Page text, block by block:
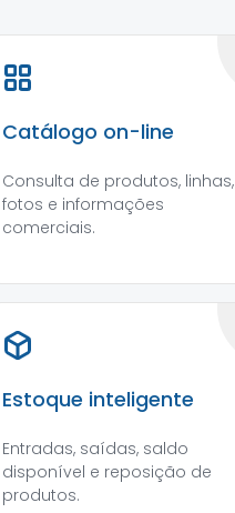
Catálogo on-line
Consulta de produtos, linhas,
fotos e informações
comerciais.
Estoque inteligente
Entradas, saídas, saldo
disponível e reposição de
produtos.